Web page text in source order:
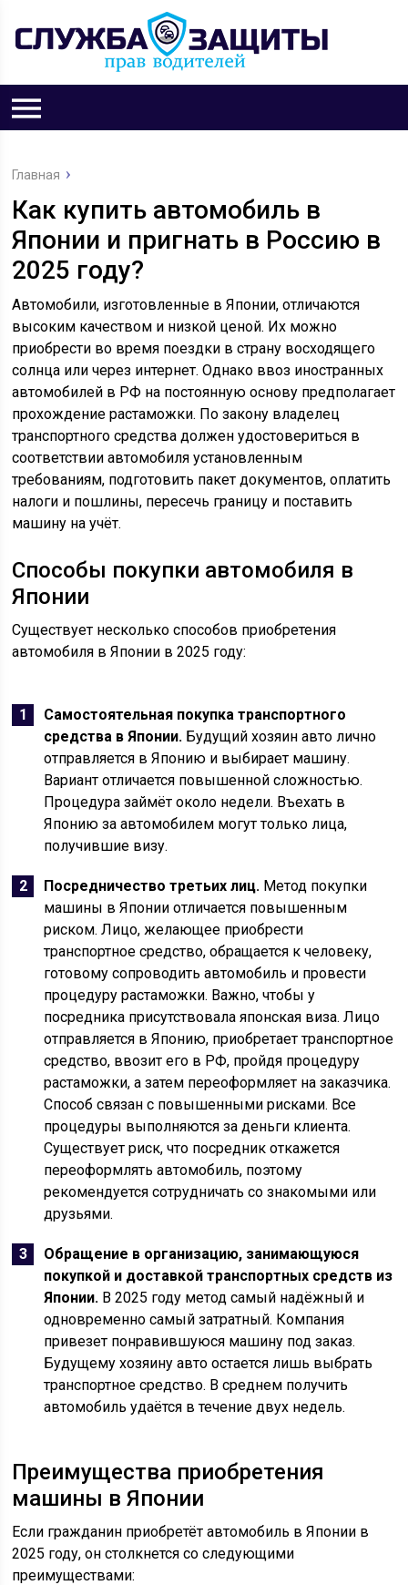
Главная
Как купить автомобиль в
Японии и пригнать в Россию в
2025 году?
Автомобили, изготовленные в Японии, отличаются
высоким качеством и низкой ценой. Их можно
приобрести во время поездки в страну восходящего
солнца или через интернет. Однако ввоз иностранных
автомобилей в РФ на постоянную основу предполагает
прохождение растаможки. По закону владелец
транспортного средства должен удостовериться в
соответствии автомобиля установленным
требованиям, подготовить пакет документов, оплатить
налоги и пошлины, пересечь границу и поставить
машину на учёт.
Способы покупки автомобиля в
Японии
Существует несколько способов приобретения
автомобиля в Японии в 2025 году:
Самостоятельная покупка транспортного
средства в Японии. Будущий хозяин авто лично
отправляется в Японию и выбирает машину.
Вариант отличается повышенной сложностью.
Процедура займёт около недели. Въехать в
Японию за автомобилем могут только лица,
получившие визу.
Посредничество третьих лиц. Метод покупки
машины в Японии отличается повышенным
риском. Лицо, желающее приобрести
транспортное средство, обращается к человеку,
готовому сопроводить автомобиль и провести
процедуру растаможки. Важно, чтобы у
посредника присутствовала японская виза. Лицо
отправляется в Японию, приобретает транспортное
средство, ввозит его в РФ, пройдя процедуру
растаможки, а затем переоформляет на заказчика.
Способ связан с повышенными рисками. Все
процедуры выполняются за деньги клиента.
Существует риск, что посредник откажется
переоформлять автомобиль, поэтому
рекомендуется сотрудничать со знакомыми или
друзьями.
Обращение в организацию, занимающуюся
покупкой и доставкой транспортных средств из
Японии. В 2025 году метод самый надёжный и
одновременно самый затратный. Компания
привезет понравившуюся машину под заказ.
Будущему хозяину авто остается лишь выбрать
транспортное средство. В среднем получить
автомобиль удаётся в течение двух недель.
Преимущества приобретения
машины в Японии
Если гражданин приобретёт автомобиль в Японии в
2025 году, он столкнется со следующими
преимуществами: